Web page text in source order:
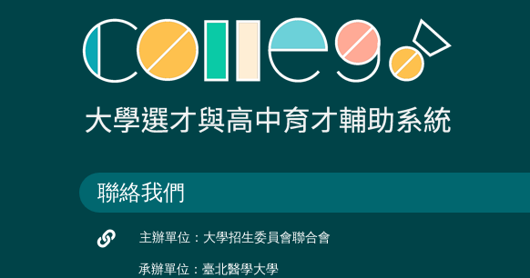
聯絡我們
主辦單位：大學招生委員會聯合會
承辦單位：臺北醫學大學